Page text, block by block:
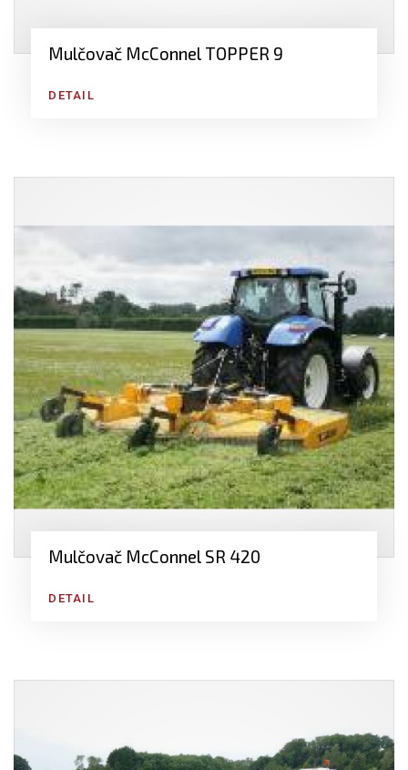
Mulčovač McConnel TOPPER 9
DETAIL
Mulčovač McConnel SR 420
DETAIL